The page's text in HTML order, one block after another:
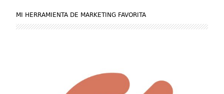
MI HERRAMIENTA DE MARKETING FAVORITA